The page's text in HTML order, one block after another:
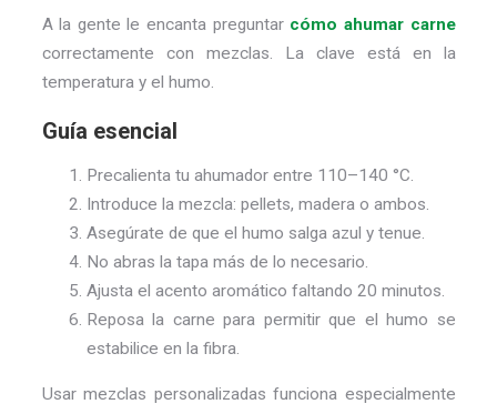
A la gente le encanta preguntar cómo ahumar carne
correctamente con mezclas. La clave está en la
temperatura y el humo.
Guía esencial
Precalienta tu ahumador entre 110–140 °C.
Introduce la mezcla: pellets, madera o ambos.
Asegúrate de que el humo salga azul y tenue.
No abras la tapa más de lo necesario.
Ajusta el acento aromático faltando 20 minutos.
Reposa la carne para permitir que el humo se
estabilice en la fibra.
Usar mezclas personalizadas funciona especialmente